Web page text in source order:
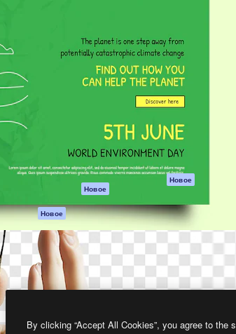
ИИ-помощник
Генератор
изображений ИИ
Генератор видео
Генератор голоса
на основе ИИ
Стоковый контент
Новое
Агенты Новое
API
Мобильное
приложение
Все инструменты
Magnific
Документация по
Пакету ИИ
Служба
поддержки
положения
Политика
конфиденциальности
Новое
cookie
Центр доверия
Партнеры
Предприятие
By clicking “Accept All Cookies”, you agree to